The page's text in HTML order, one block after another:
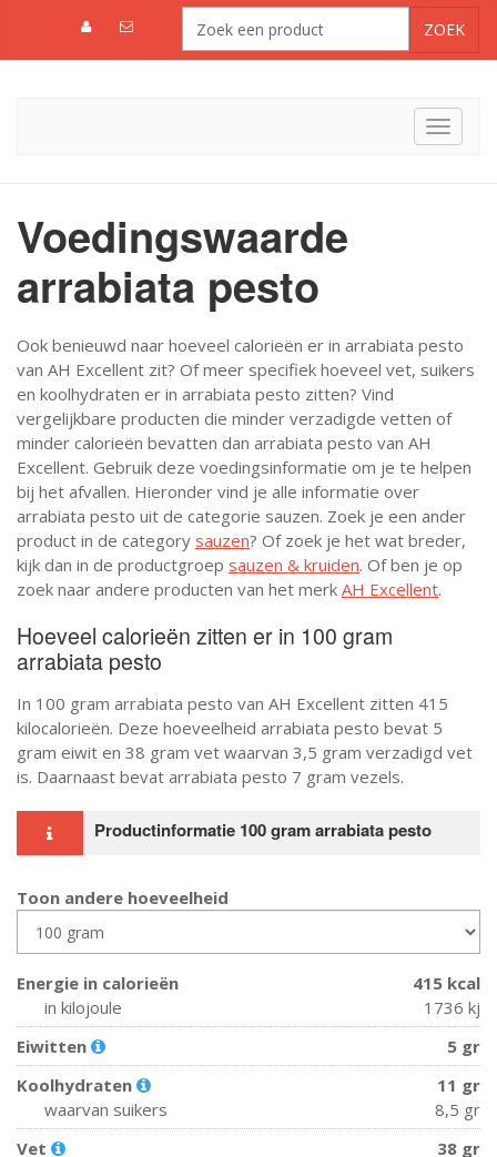
Toggle
Voedingswaarde
arrabiata pesto
Ook benieuwd naar hoeveel calorieën er in arrabiata pesto
van AH Excellent zit? Of meer specifiek hoeveel vet, suikers
en koolhydraten er in arrabiata pesto zitten? Vind
vergelijkbare producten die minder verzadigde vetten of
minder calorieën bevatten dan arrabiata pesto van AH
Excellent. Gebruik deze voedingsinformatie om je te helpen
bij het afvallen. Hieronder vind je alle informatie over
arrabiata pesto uit de categorie sauzen. Zoek je een ander
product in de category sauzen? Of zoek je het wat breder,
kijk dan in de productgroep sauzen & kruiden. Of ben je op
zoek naar andere producten van het merk AH Excellent.
Hoeveel calorieën zitten er in 100 gram
arrabiata pesto
In 100 gram arrabiata pesto van AH Excellent zitten 415
kilocalorieën. Deze hoeveelheid arrabiata pesto bevat 5
gram eiwit en 38 gram vet waarvan 3,5 gram verzadigd vet
is. Daarnaast bevat arrabiata pesto 7 gram vezels.
Productinformatie 100 gram arrabiata pesto
Toon andere hoeveelheid
Energie in calorieën
415 kcal
in kilojoule
1736 kj
Eiwitten
5 gr
Koolhydraten
11 gr
waarvan suikers
8,5 gr
Vet
38 gr